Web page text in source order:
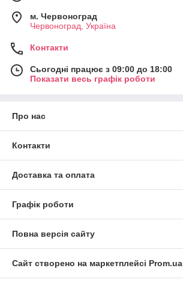
м. Червоноград
Червоноград, Україна
Контакти
Сьогодні працює з 09:00 до 18:00
Показати весь графік роботи
Про нас
Контакти
Доставка та оплата
Графік роботи
Повна версія сайту
Сайт створено на маркетплейсі Prom.ua